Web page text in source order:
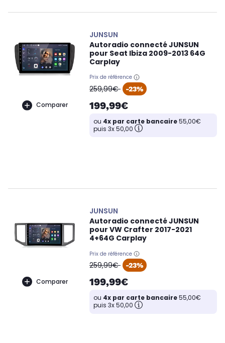
Comparer
JUNSUN
Autoradio connecté JUNSUN
pour Seat Ibiza 2009-2013 64G
Carplay
Prix de référence
oldPrice
259,99€ -23%
199,99€
ou 4x par carte bancaire55,00€
puis 3x 50,00
Comparer
JUNSUN
Autoradio connecté JUNSUN
pour VW Crafter 2017-2021
4+64G Carplay
Prix de référence
oldPrice
259,99€ -23%
199,99€
ou 4x par carte bancaire55,00€
puis 3x 50,00